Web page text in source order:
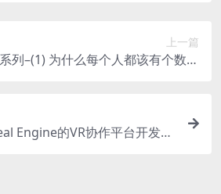
上一篇
列–(1) 为什么每个人都该有个数字
Engine的VR协作平台开发实